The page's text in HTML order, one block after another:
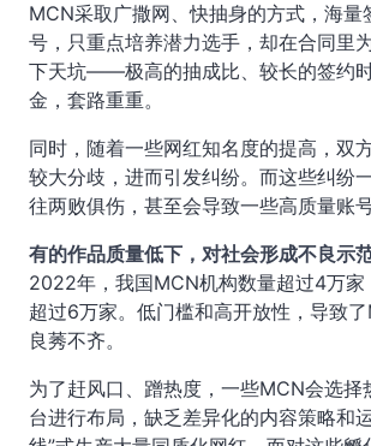
MCN采取广撒网、快抽身的方式，海量
号，只重点培养潜力选手，却在合同里
下天坑——极高的抽成比、较长的签约
金，套路重重。
同时，随着一些网红知名度的提高，双
较大分歧，进而引发纠纷。而这些纠纷
往两败俱伤，甚至会导致一些高质量账
有的作品质量低下，对社会形成不良示范
2022年，我国MCN机构数量超过4万
超过6万家。低门槛和高开放性，导致
良莠不齐。
为了赶风口、蹭热度，一些MCN会选择
台进行布局，缺乏差异化的内容策略和